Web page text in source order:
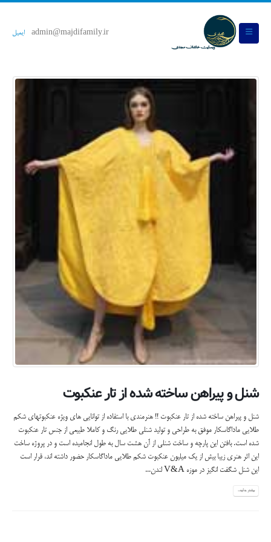
admin@majdifamily.ir ایمیل
شنل و پیراهن ساخته شده از تار عنکبوت
شنل و پیراهن ساخته شده از تار عنکبوت !! هنرمندی با استفاده از توانایی های ویژه عنکبوتهای شکم
طلایی ماداگاسکار موفق به طراحی و تولید شنلی طلایی رنگ و کاملا طبیعی از جنس تار عنکبوت
شده است. بافتن این پارچه و ساخت شنلی از آن هشت سال به طول انجامیده است و در پروژه ساخت
این اثر هنری زیبا بیش از یک میلیون عنکبوت شکم طلایی ماداگاسکار حضور داشته اند، قرار است
این شنل شگفت انگیز در موزه V&A لندن...
بیشتر بدانید...